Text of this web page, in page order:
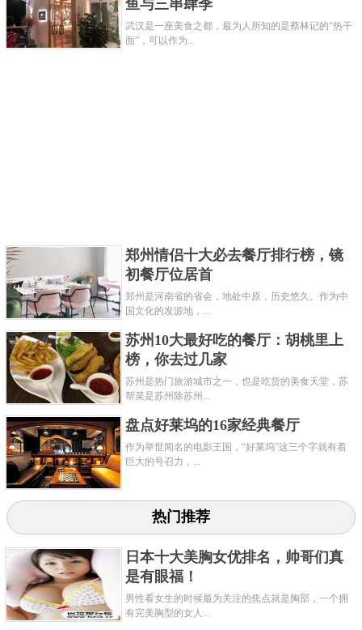
澳洲顶级牛排的同时还可以欣赏上海美丽的黄浦湾夜
景。
鱼与三串肆季
武汉是一座美食之都，最为人所知的是蔡林记的“热干
面”，可以作为...
郑州情侣十大必去餐厅排行榜，镜
初餐厅位居首
郑州是河南省的省会，地处中原，历史悠久。作为中
国文化的发源地，...
苏州10大最好吃的餐厅：胡桃里上
榜，你去过几家
苏州是热门旅游城市之一，也是吃货的美食天堂，苏
帮菜是苏州除苏州...
盘点好莱坞的16家经典餐厅
作为举世闻名的电影王国，“好莱坞”这三个字就有着
巨大的号召力，...
热门推荐
日本十大美胸女优排名，帅哥们真
是有眼福！
男性看女生的时候最为关注的焦点就是胸部，一个拥
有完美胸型的女人...